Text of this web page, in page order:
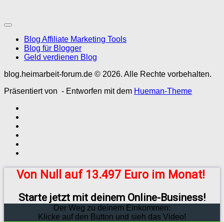
Blog Affiliate Marketing Tools
Blog für Blogger
Geld verdienen Blog
blog.heimarbeit-forum.de © 2026. Alle Rechte vorbehalten.
Präsentiert von - Entworfen mit dem Hueman-Theme
Von Null auf 13.497 Euro im Monat!
Starte jetzt mit deinem Online-Business!
Der Weg zu deinem Einkommen:
Klicke auf den Button und sieh das Video!